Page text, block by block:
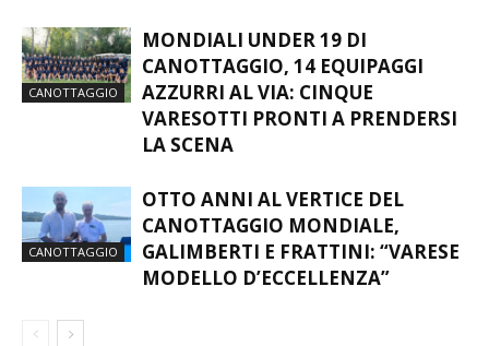
CANOTTAGGIO
MONDIALI UNDER 19 DI
CANOTTAGGIO, 14 EQUIPAGGI
AZZURRI AL VIA: CINQUE
VARESOTTI PRONTI A PRENDERSI
LA SCENA
CANOTTAGGIO
OTTO ANNI AL VERTICE DEL
CANOTTAGGIO MONDIALE,
GALIMBERTI E FRATTINI: “VARESE
MODELLO D’ECCELLENZA”